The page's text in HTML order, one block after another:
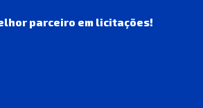
parceiro em licitações!